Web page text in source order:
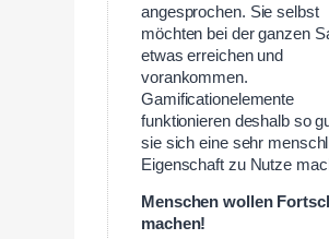
angesprochen. Sie selbst
möchten bei der ganzen
etwas erreichen und
vorankommen.
Gamificationelemente
funktionieren deshalb so
sie sich eine sehr
Eigenschaft zu Nutze
Menschen wollen
machen!